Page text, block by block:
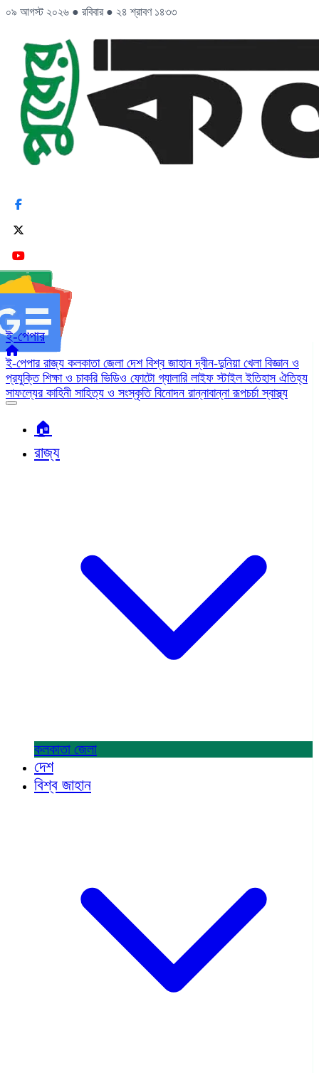
০৯ আগস্ট ২০২৬ ● রবিবার ● ২৪ শ্রাবণ ১৪৩৩
ই-পেপার
ই-পেপার রাজ্য কলকাতা জেলা দেশ বিশ্ব জাহানদ্বীন-দুনিয়া খেলা বিজ্ঞান ও
প্রযুক্তি শিক্ষা ও চাকরি ভিডিও ফোটো গ্যালারি লাইফ স্টাইলইতিহাস ঐতিহ্য
সাফল্যের কাহিনী সাহিত্য ও সংস্কৃতি বিনোদন রান্নাবান্নারূপচর্চাস্বাস্থ্য
🏠︎
রাজ্য
কলকাতা জেলা
দেশ
বিশ্ব জাহান